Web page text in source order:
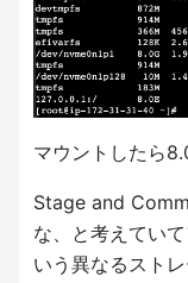
マウントしたら
Stage and
な、と考えてい
いう異なるスト